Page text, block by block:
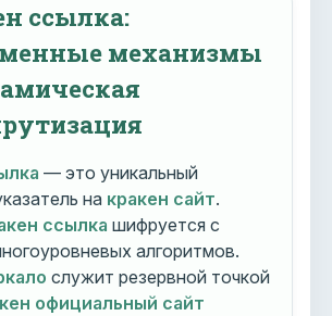
ссылка:
механизмы
— это уникальный
на кракен сайт.
ссылка шифруется с
алгоритмов.
служит резервной точкой
официальный сайт